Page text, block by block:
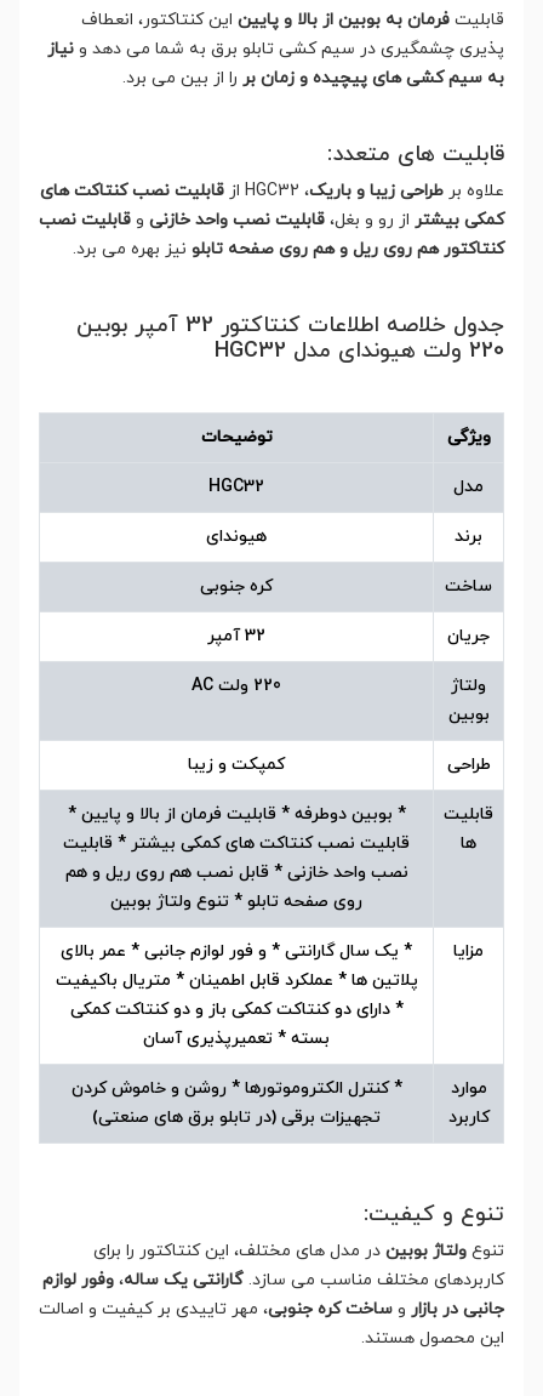
قابلیت فرمان به بوبین از بالا و پایین این کنتاکتور، انعطاف
پذیری چشمگیری در سیم کشی تابلو برق به شما می دهد و نیاز
به سیم کشی های پیچیده و زمان بر را از بین می برد.
قابلیت های متعدد:
علاوه بر طراحی زیبا و باریک، HGC32 از
قابلیت نصب کنتاکت های
کمکی بیشتر از رو و بغل، قابلیت نصب واحد خازنی و قابلیت نصب
کنتاکتور هم روی ریل و هم روی صفحه تابلو نیز بهره می برد.
جدول خلاصه اطلاعات کنتاکتور 32 آمپر بوبین
220 ولت هیوندای مدل HGC32
ویژگی توضیحات
مدل HGC32
برند هیوندای
ساخت کره جنوبی
جریان 32 آمپر
ولتاژ
بوبین
220 ولت AC
طراحی کمپکت و زیبا
قابلیت
ها
* بوبین دوطرفه * قابلیت فرمان از بالا و پایین *
قابلیت نصب کنتاکت های کمکی بیشتر * قابلیت
نصب واحد خازنی * قابل نصب هم روی ریل و هم
روی صفحه تابلو * تنوع ولتاژ بوبین
مزایا
* یک سال گارانتی * و فور لوازم جانبی * عمر بالای
پلاتین ها * عملکرد قابل اطمینان * متریال باکیفیت
* دارای دو کنتاکت کمکی باز و دو کنتاکت کمکی
بسته * تعمیرپذیری آسان
موارد
کاربرد
* کنترل الکتروموتورها * روشن و خاموش کردن
تجهیزات برقی (در تابلو برق های صنعتی)
تنوع و کیفیت:
تنوع ولتاژ بوبین در مدل های مختلف، این کنتاکتور را برای
کاربردهای مختلف مناسب می سازد. گارانتی یک ساله، وفور لوازم
جانبی در بازار و ساخت کره جنوبی، مهر تاییدی بر کیفیت و اصالت
این محصول هستند.